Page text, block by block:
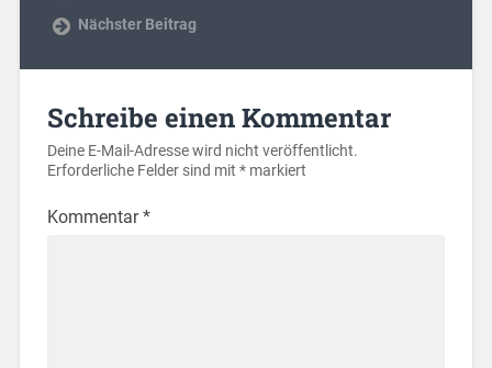
Nächster Beitrag
Schreibe einen Kommentar
Deine E-Mail-Adresse wird nicht veröffentlicht.
Erforderliche Felder sind mit *markiert
Kommentar*